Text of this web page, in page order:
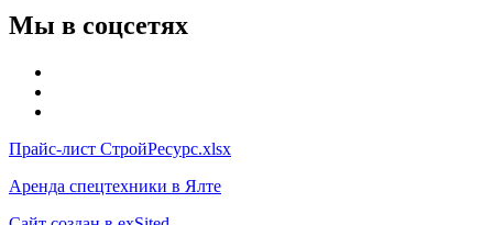
Мы в соцсетях
Прайс-лист СтройРесурс.xlsx
Аренда спецтехники в Ялте